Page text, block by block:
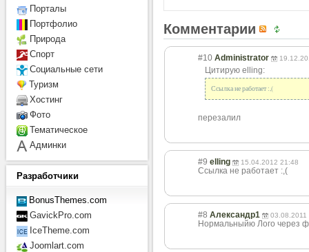
Комментарии
#10 Administrator
Цитирую elling:
Ссылка не работает :,(
перезалил
#9 elling 15.04.2012 21:48
Ссылка не работает :,(
#8 Александр1 03.08.2011
Нормальныйю Лого через
Порталы
Портфолио
Природа
Спорт
Социальные сети
Туризм
Хостинг
Фото
Тематическое
Админки
Разработчики
BonusThemes.com
GavickPro.com
IceTheme.com
Joomlart.com